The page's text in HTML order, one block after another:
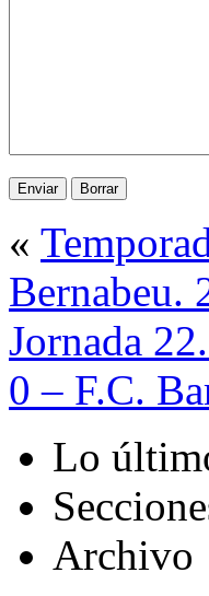
«
Bernabeu.
Jornada
0 – F.C.
Lo
Archivo